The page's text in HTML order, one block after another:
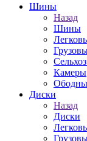
Шины
Назад
Шины
Камеры
Диски
Назад
Диски